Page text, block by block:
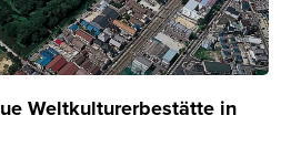
Weltkulturerbestätte in